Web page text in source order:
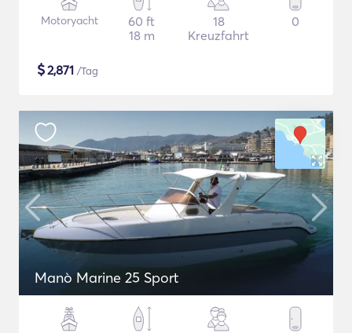
Motoryacht
60 ft
18 m
18
Kreuzfahrt
0
$2,871 /Tag
Manò Marine 25 Sport